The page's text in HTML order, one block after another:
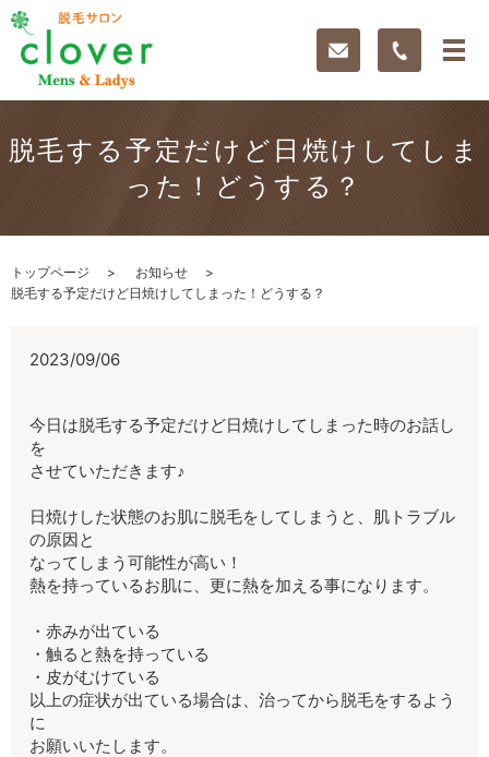
脱毛する予定だけど日焼けしてしま
った！どうする？
トップページ
お知らせ
脱毛する予定だけど日焼けしてしまった！どうする？
2023/09/06
今日は脱毛する予定だけど日焼けしてしまった時のお話し
を
させていただきます♪
日焼けした状態のお肌に脱毛をしてしまうと、肌トラブル
の原因と
なってしまう可能性が高い！
熱を持っているお肌に、更に熱を加える事になります。
・赤みが出ている
・触ると熱を持っている
・皮がむけている
以上の症状が出ている場合は、治ってから脱毛をするよう
に
お願いいたします。